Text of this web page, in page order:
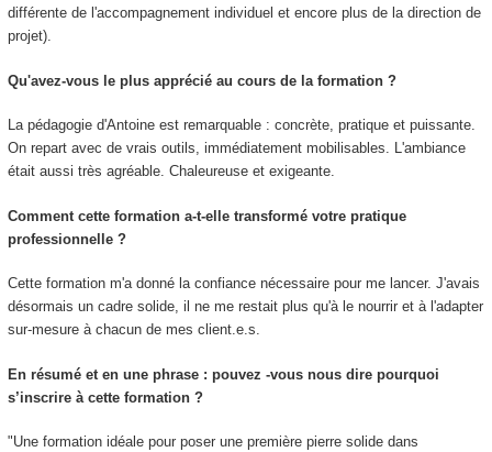
différente de l'accompagnement individuel et encore plus de la direction de
projet).
Qu'avez-vous le plus apprécié au cours de la formation ?
La pédagogie d'Antoine est remarquable : concrète, pratique et puissante.
On repart avec de vrais outils, immédiatement mobilisables. L'ambiance
était aussi très agréable. Chaleureuse et exigeante.
Comment cette formation a-t-elle transformé votre pratique
professionnelle ?
Cette formation m'a donné la confiance nécessaire pour me lancer. J'avais
désormais un cadre solide, il ne me restait plus qu'à le nourrir et à l'adapter
sur-mesure à chacun de mes client.e.s.
En résumé et en une phrase : pouvez -vous nous dire pourquoi
s’inscrire à cette formation ?
"Une formation idéale pour poser une première pierre solide dans